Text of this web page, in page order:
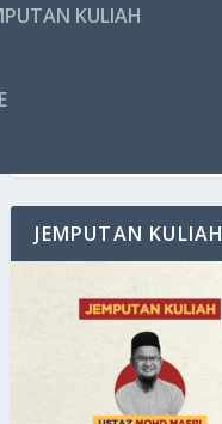
KULIAH
JEMPUTAN KULIAH